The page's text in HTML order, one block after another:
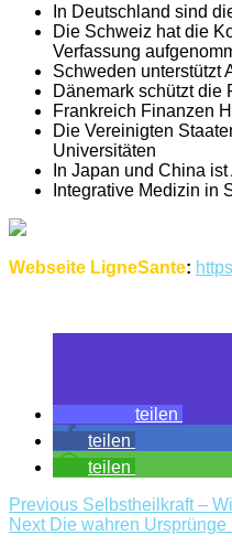
In Deutschland sind
Die Schweiz hat die
Verfassung
Schweden unterstützt
Dänemark schützt die
Frankreich Finanzen
Die Vereinigten
Universitäten
In Japan und China
Integrative Medizin in
Webseite LigneSante:
teilen
teilen
teilen
Previous Selbstheilkraft –
NextDie wahren Ursprünge